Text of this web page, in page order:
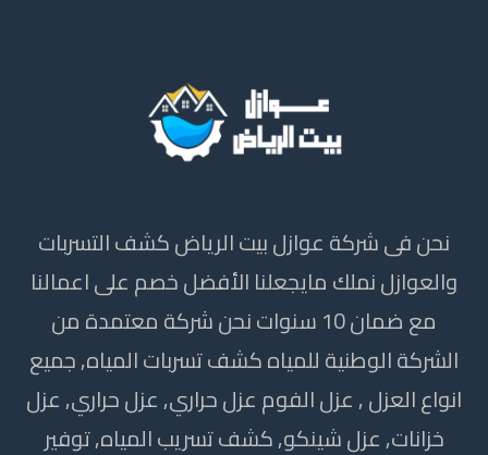
نحن فى شركة عوازل بيت الرياض كشف التسربات
والعوازل نملك مايجعلنا الأفضل خصم على اعمالنا
مع ضمان 10 سنوات نحن شركة معتمدة من
الشركة الوطنية للمياه كشف تسربات المياه, جميع
انواع العزل , عزل الفوم عزل حراري, عزل حراري, عزل
خزانات, عزل شينكو, كشف تسريب المياه, توفير